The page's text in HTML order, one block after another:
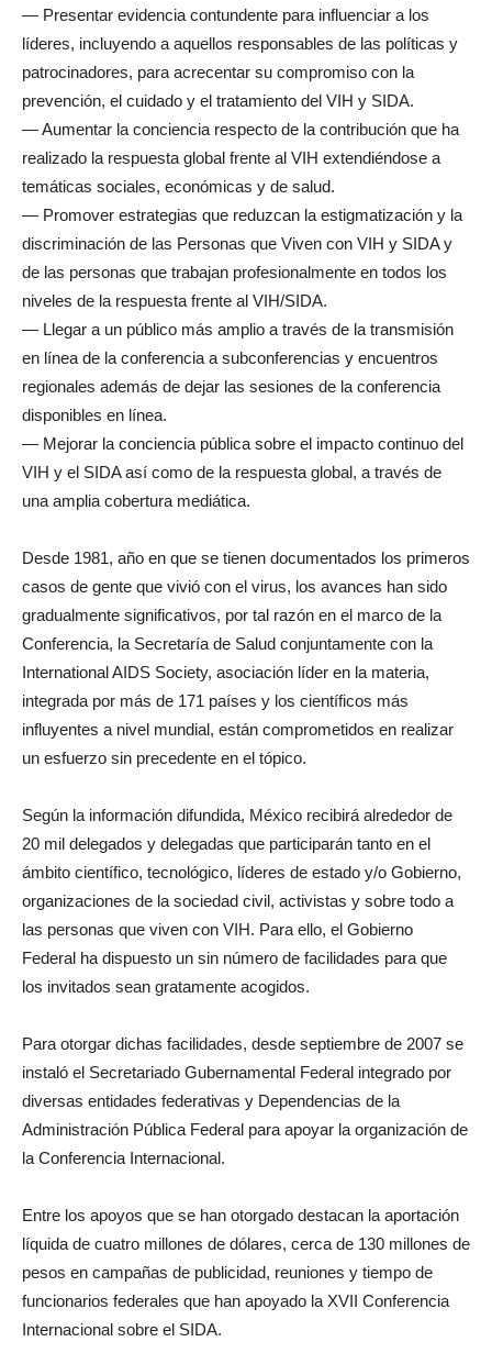
— Presentar evidencia contundente para influenciar a los
líderes, incluyendo a aquellos responsables de las políticas y
patrocinadores, para acrecentar su compromiso con la
prevención, el cuidado y el tratamiento del VIH y SIDA.
— Aumentar la conciencia respecto de la contribución que ha
realizado la respuesta global frente al VIH extendiéndose a
temáticas sociales, económicas y de salud.
— Promover estrategias que reduzcan la estigmatización y la
discriminación de las Personas que Viven con VIH y SIDA y
de las personas que trabajan profesionalmente en todos los
niveles de la respuesta frente al VIH/SIDA.
— Llegar a un público más amplio a través de la transmisión
en línea de la conferencia a subconferencias y encuentros
regionales además de dejar las sesiones de la conferencia
disponibles en línea.
— Mejorar la conciencia pública sobre el impacto continuo del
VIH y el SIDA así como de la respuesta global, a través de
una amplia cobertura mediática.
Desde 1981, año en que se tienen documentados los primeros
casos de gente que vivió con el virus, los avances han sido
gradualmente significativos, por tal razón en el marco de la
Conferencia, la Secretaría de Salud conjuntamente con la
International AIDS Society, asociación líder en la materia,
integrada por más de 171 países y los científicos más
influyentes a nivel mundial, están comprometidos en realizar
un esfuerzo sin precedente en el tópico.
Según la información difundida, México recibirá alrededor de
20 mil delegados y delegadas que participarán tanto en el
ámbito científico, tecnológico, líderes de estado y/o Gobierno,
organizaciones de la sociedad civil, activistas y sobre todo a
las personas que viven con VIH. Para ello, el Gobierno
Federal ha dispuesto un sin número de facilidades para que
los invitados sean gratamente acogidos.
Para otorgar dichas facilidades, desde septiembre de 2007 se
instaló el Secretariado Gubernamental Federal integrado por
diversas entidades federativas y Dependencias de la
Administración Pública Federal para apoyar la organización de
la Conferencia Internacional.
Entre los apoyos que se han otorgado destacan la aportación
líquida de cuatro millones de dólares, cerca de 130 millones de
pesos en campañas de publicidad, reuniones y tiempo de
funcionarios federales que han apoyado la XVII Conferencia
Internacional sobre el SIDA.